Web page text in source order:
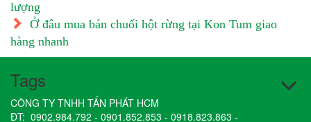
lượng
Ở đâu mua bán chuối hột rừng tại Kon Tum giao
hàng nhanh
Tags
CÔNG TY TNHH TẤN PHÁT HCM
ĐT: 0902.984.792 - 0901.852.853 - 0918.823.863 -